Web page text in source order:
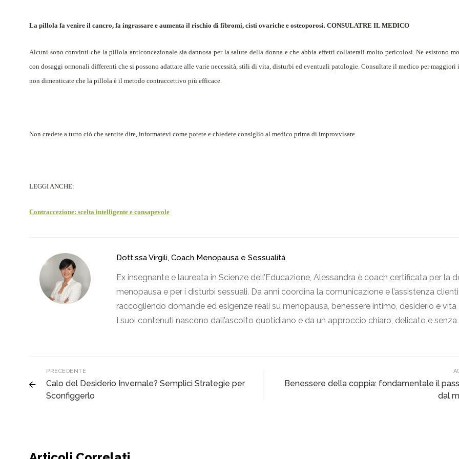
La pillola fa venire il cancro, fa ingrassare e aumenta il rischio di fibromi, cisti ovariche e osteoporosi. CONSULATRE IL MEDICO
Alcuni sono convinti che la pillola anticoncezionale sia dannosa per la salute della donna e che abbia effetti collaterali molto pericolosi. Ne esistono
con dosaggi ormonali differenti che si possono adattare alle varie necessità, stili di vita, disturbi ed eventuali patologie. Consultate il medico per maggiori
non dimenticate che la pillola è il metodo contraccettivo più efficace.
Non credete a tutto ciò che sentite dire, informatevi come potete e chiedete consiglio al medico prima di improvvisare.
LEGGI ANCHE:
Contraccezione: scelta intelligente e consapevole
Dott.ssa Virgili, Coach Menopausa e Sessualità
Ex insegnante e laureata in Scienze dell’Educazione, Alessandra è coach certificata per la
menopausa e per i disturbi sessuali. Da anni coordina la comunicazione e l’assistenza
raccogliendo domande ed esigenze reali su menopausa, benessere intimo, desiderio e vita
I suoi contenuti nascono dall’ascolto quotidiano e da un approccio chiaro, delicato e senza
PRECEDENTE
Calo del Desiderio Invernale? Semplici Strategie per
Sconfiggerlo
Benessere della coppia: fondamentale il
dal